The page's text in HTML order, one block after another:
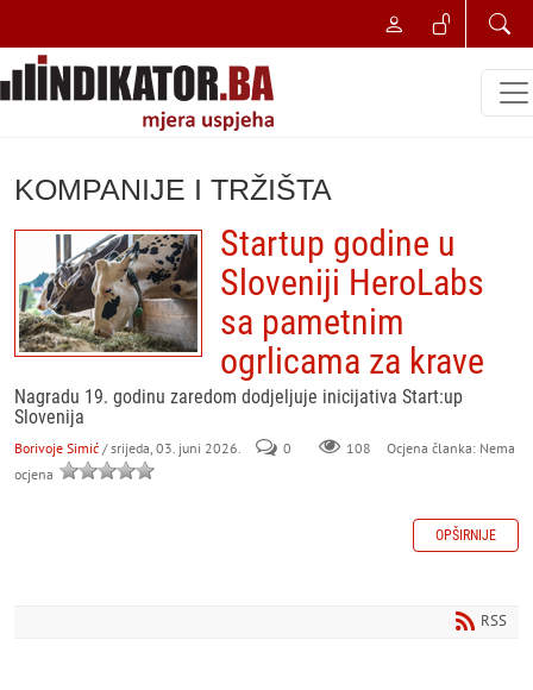
KOMPANIJE I TRŽIŠTA
Startup godine u
Sloveniji HeroLabs
sa pametnim
ogrlicama za krave
Nagradu 19. godinu zaredom dodjeljuje inicijativa Start:up
Slovenija
Borivoje Simić / srijeda, 03. juni 2026. 0 108
Ocjena članka: Nema
ocjena
OPŠIRNIJE
RSS